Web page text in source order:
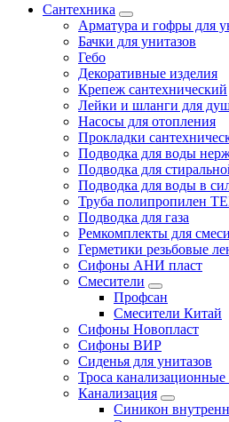
Сантехника
Арматура и гофры для
Бачки для унитазов
Гебо
Декоративные изделия
Крепеж сантехнический
Лейки и шланги для
Насосы для отопления
Прокладки
Подводка для воды
Подводка для
Подводка для воды в
Труба полипропилен
Подводка для газа
Ремкомплекты для
Герметики резьбовые
Сифоны АНИ пласт
Смесители
Профсан
Смесители Китай
Сифоны Новопласт
Сифоны ВИР
Сиденья для унитазов
Троса
Канализация
Синикон